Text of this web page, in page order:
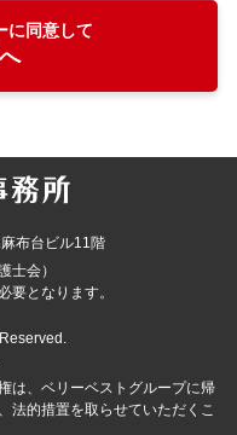
に同意して
布台ビル11階
士会）
要となります。
は、ベリーベストグループに帰
法的措置を取らせていただくこ